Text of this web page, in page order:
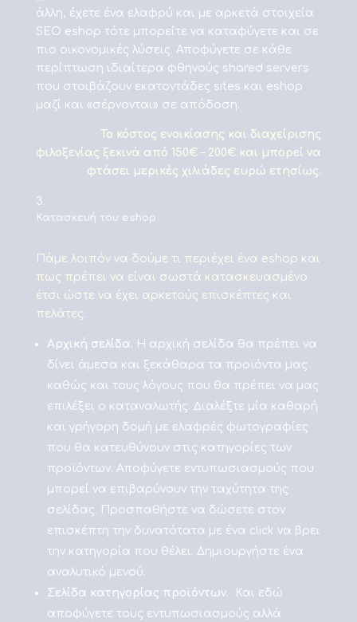
άλλη, έχετε ένα ελαφρύ και με αρκετά στοιχεία
SEO eshop τότε μπορείτε να καταφύγετε και σε
πιο οικονομικές λύσεις. Αποφύγετε σε κάθε
περίπτωση ιδιαίτερα φθηνούς shared servers
που στοιβάζουν εκατοντάδες sites και eshop
μαζί και «σέρνονται» σε απόδοση.
To κόστος ενοικίασης και διαχείρισης
φιλοξενίας ξεκινά από 150€ – 200€ και μπορεί να
φτάσει μερικές χιλιάδες ευρώ ετησίως.
Κατασκευή του eshop
Πάμε λοιπόν να δούμε τι περιέχει ένα eshop και
πως πρέπει να είναι σωστά κατασκευασμένο
έτσι ώστε να έχει αρκετούς επισκέπτες και
πελάτες.
Αρχική σελίδα. Η αρχική σελίδα θα πρέπει να
δίνει άμεσα και ξεκάθαρα τα προϊόντα μας
καθώς και τους λόγους που θα πρέπει να μας
επιλέξει ο καταναλωτής. Διαλέξτε μία καθαρή
και γρήγορη δομή με ελαφρές φωτογραφίες
που θα κατευθύνουν στις κατηγορίες των
προϊόντων. Αποφύγετε εντυπωσιασμούς που
μπορεί να επιβαρύνουν την ταχύτητα της
σελίδας. Προσπαθήστε να δώσετε στον
επισκέπτη την δυνατότατα με ένα click να βρει
την κατηγορία που θέλει. Δημιουργήστε ένα
αναλυτικό μενού.
Σελίδα κατηγορίας προϊόντων. Και εδώ
αποφύγετε τους εντυπωσιασμούς αλλά